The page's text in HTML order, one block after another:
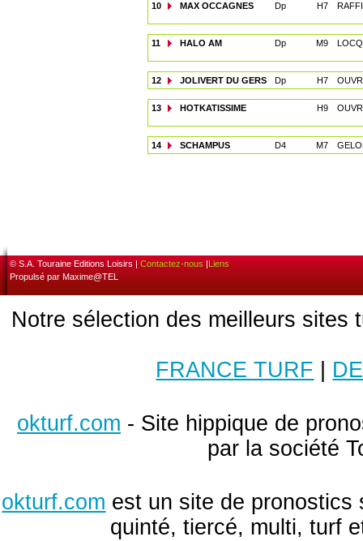
10 MAX OCCAGNES Dp H7
11 HALO AM Dp M9
12 JOLIVERT DU GERS Dp H7
13 HOTKATISSIME H9
14 SCHAMPUS D4 M7
© S.A. Touraine Editions Loisirs | Contactez-nous |Liens
Propulsé par Maxime@TEL
Notre sélection des meilleurs sites
FRANCE TURF
okturf.com - Site hippique de
par la société
okturf.com est un site de pronostics
quinté, tiercé, multi, turf